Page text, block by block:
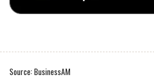
Source: BusinessAM